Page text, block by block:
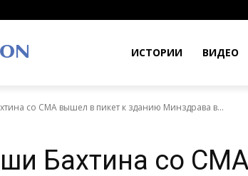
ИСТОРИИ ВИДЕО
со СМА вышел в пикет к зданию Минздрава в...
Бахтина со